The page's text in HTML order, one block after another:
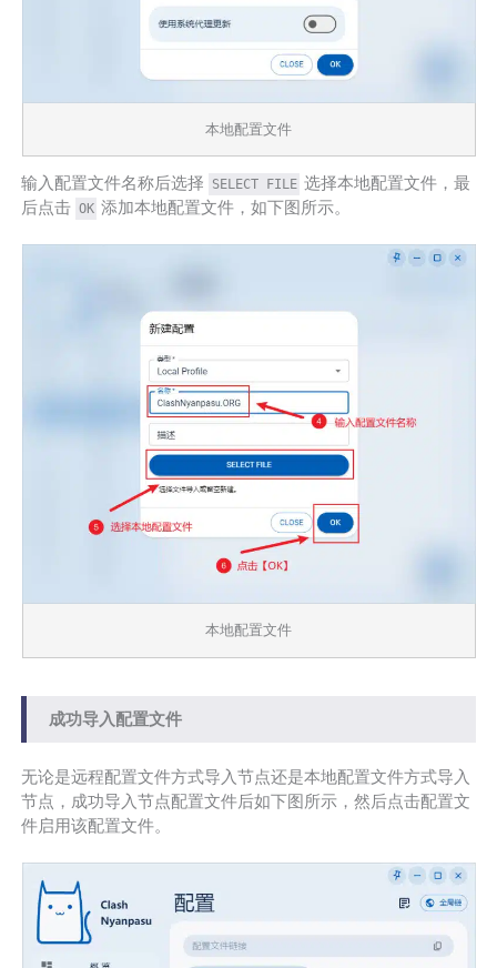
本地配置文件
输入配置文件名称后选择 SELECT FILE 选择本地配置文件，最
后点击 OK 添加本地配置文件，如下图所示。
本地配置文件
成功导入配置文件
无论是远程配置文件方式导入节点还是本地配置文件方式导入
节点，成功导入节点配置文件后如下图所示，然后点击配置文
件启用该配置文件。